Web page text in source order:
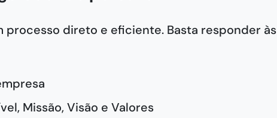
processo direto e eficiente. Basta responder às
Missão, Visão e Valores